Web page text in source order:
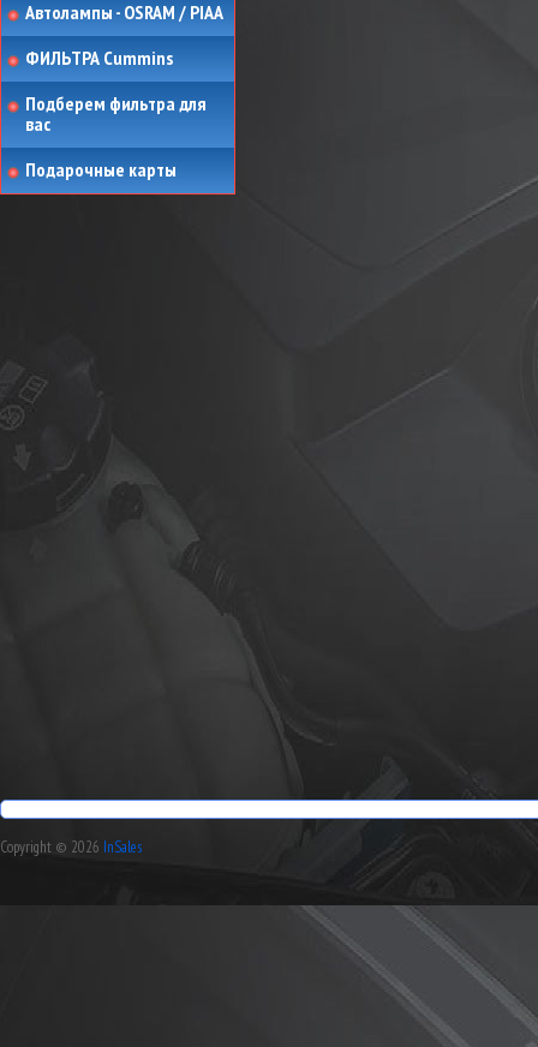
Автолампы - OSRAM / PIAA
ФИЛЬТРА Cummins
Подберем фильтра для
вас
Подарочные карты
Copyright © 2026 InSales